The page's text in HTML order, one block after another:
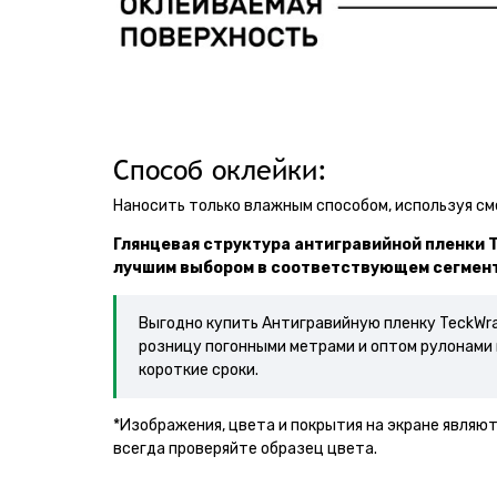
Способ оклейки:
Наносить только влажным способом, используя
Глянцевая структура антигравийной
лучшим выбором в соответствующем
Выгодно купить Антигравийную пленку
розницу погонными метрами и оптом
короткие сроки.
*Изображения, цвета и покрытия на экране
всегда проверяйте образец цвета.